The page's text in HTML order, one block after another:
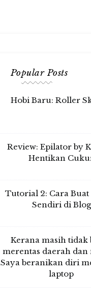
Popular Posts
Hobi Baru: Roller
Review: Epilator by
Hentikan
Tutorial 2: Cara Buat
Sendiri di Blog
Kerana masih tidak
merentas daerah dan
Saya beranikan diri
laptop